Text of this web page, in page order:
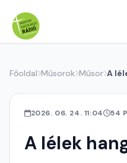
Főoldal Műsorok Műsor A
2026. 06. 24. 11:04 54
A lélek